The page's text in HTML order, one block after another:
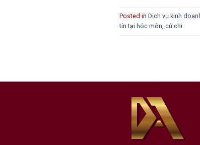
Posted in Dịch vụ kinh
tín tại hóc môn, củ chi